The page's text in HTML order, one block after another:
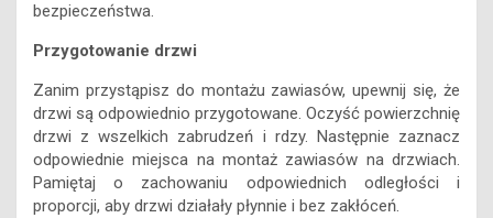
bezpieczeństwa.
Przygotowanie drzwi
Zanim przystąpisz do montażu zawiasów, upewnij się, że
drzwi są odpowiednio przygotowane. Oczyść powierzchnię
drzwi z wszelkich zabrudzeń i rdzy. Następnie zaznacz
odpowiednie miejsca na montaż zawiasów na drzwiach.
Pamiętaj o zachowaniu odpowiednich odległości i
proporcji, aby drzwi działały płynnie i bez zakłóceń.